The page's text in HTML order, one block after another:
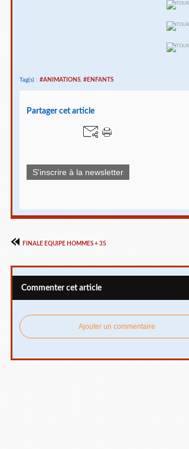
Tag(s) : #ANIMATIONS, #ENFANTS
Partager cet article
S'inscrire à la newsletter
FINALE EQUIPE HOMMES + 35
Commenter cet article
Ajouter un commentaire